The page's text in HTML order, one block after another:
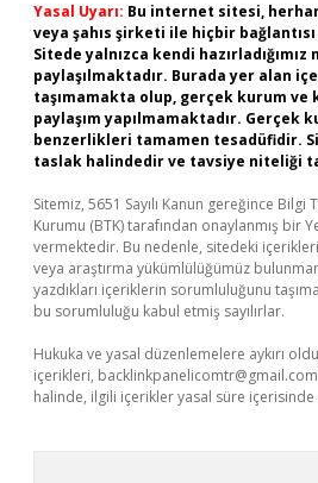
Yasal Uyarı: Bu internet sitesi,
veya şahıs şirketi ile hiçbir
Sitede yalnızca kendi
paylaşılmaktadır. Burada yer alan
taşımamakta olup, gerçek kurum ve
paylaşım yapılmamaktadır. Gerçek
benzerlikleri tamamen tesadüfidir.
taslak halindedir ve tavsiye niteliği
Sitemiz, 5651 Sayılı Kanun gereğince
Kurumu (BTK) tarafından onaylanmış bir
vermektedir. Bu nedenle, sitedeki
veya araştırma yükümlülüğümüz
yazdıkları içeriklerin sorumluluğunu
bu sorumluluğu kabul etmiş sayılırlar.
Hukuka ve yasal düzenlemelere aykırı
içerikleri, backlinkpanelicomtr@gmail.com
halinde, ilgili içerikler yasal süre içerisinde